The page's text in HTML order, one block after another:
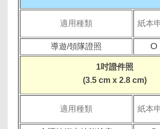
適用種類 紙本
導遊/領隊證照
O
1吋證件照
(3.5 cm x 2.8 cm)
適用種類 紙本